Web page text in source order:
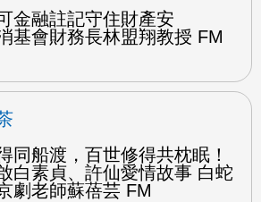
金融註記守住財產安
基會財務長林盟翔教授 FM
同船渡，百世修得共枕眠！
白素貞、許仙愛情故事 白蛇
劇老師蘇蓓芸 FM